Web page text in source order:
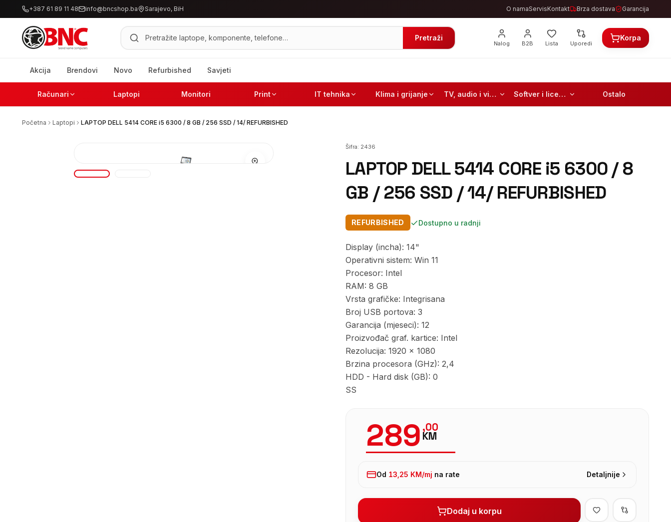
+387 61 89 11 48 info@bncshop.ba Sarajevo, BiH O namaServisKontakt Brza dostava Garancija
Pretraži proizvode
Pretraži
Nalog B2B Lista Uporedi
Korpa
Akcija Brendovi Novo Refurbished Savjeti
Računari Laptopi Monitori Print IT tehnika Klima i grijanje TV, audio i video Softver i licence Ostalo
Početna Laptopi LAPTOP DELL 5414 CORE i5 6300 / 8 GB / 256 SSD / 14/ REFURBISHED
Šifra: 2436
LAPTOP DELL 5414 CORE i5 6300 / 8
GB / 256 SSD / 14/ REFURBISHED
REFURBISHED Dostupno u radnji
Display (incha): 14"
Operativni sistem: Win 11
Procesor: Intel
RAM: 8 GB
Vrsta grafičke: Integrisana
Broj USB portova: 3
Garancija (mjeseci): 12
Proizvođač graf. kartice: Intel
Rezolucija: 1920 x 1080
Brzina procesora (GHz): 2,4
HDD - Hard disk (GB): 0
SS
289 ,00
KM
Od 13,25 KM/mj na rate Detaljnije
Dodaj u korpu